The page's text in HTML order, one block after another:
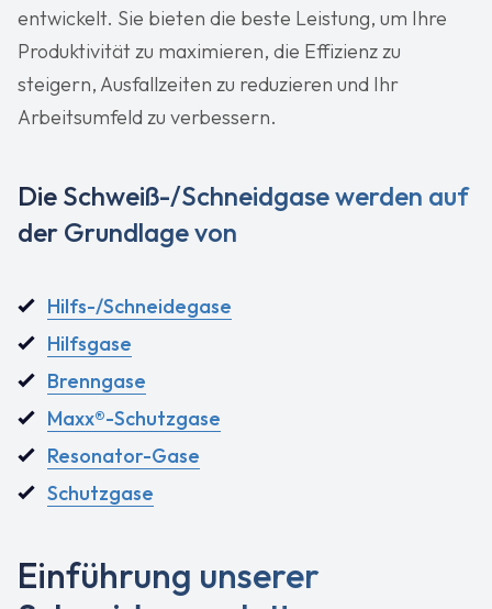
entwickelt. Sie bieten die beste Leistung, um Ihre
Produktivität zu maximieren, die Effizienz zu
steigern, Ausfallzeiten zu reduzieren und Ihr
Arbeitsumfeld zu verbessern.
Die Schweiß-/Schneidgase werden auf
der Grundlage von
Hilfs-/Schneidegase
Hilfsgase
Brenngase
Maxx®-Schutzgase
Resonator-Gase
Schutzgase
Einführung unserer